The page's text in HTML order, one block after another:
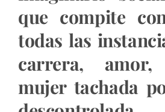
que compite
todas las
carrera,
mujer tachada